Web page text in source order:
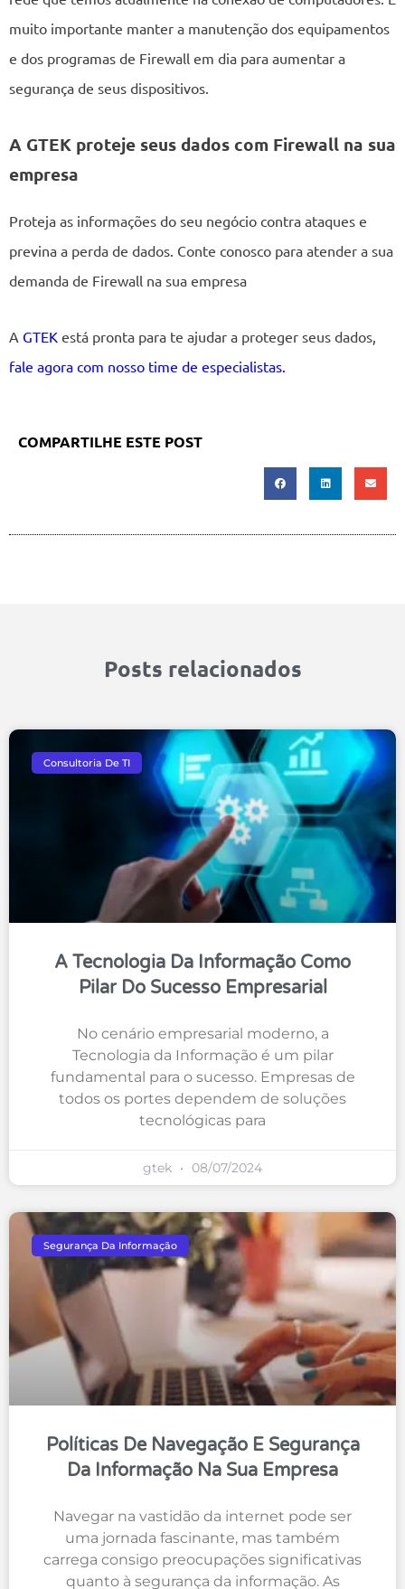
muito importante manter a manutenção dos equipamentos
e dos programas de Firewall em dia para aumentar a
segurança de seus dispositivos.
A GTEK proteje seus dados com Firewall na sua
empresa
Proteja as informações do seu negócio contra ataques e
previna a perda de dados. Conte conosco para atender a sua
demanda de Firewall na sua empresa
A GTEK está pronta para te ajudar a proteger seus dados,
fale agora com nosso time de especialistas.
COMPARTILHE ESTE POST
Posts relacionados
Consultoria De TI
A Tecnologia Da Informação Como
Pilar Do Sucesso Empresarial
No cenário empresarial moderno, a
Tecnologia da Informação é um pilar
fundamental para o sucesso. Empresas de
todos os portes dependem de soluções
tecnológicas para
gtek 08/07/2024
Segurança Da Informação
Políticas De Navegação E Segurança
Da Informação Na Sua Empresa
Navegar na vastidão da internet pode ser
uma jornada fascinante, mas também
carrega consigo preocupações significativas
quanto à segurança da informação. As